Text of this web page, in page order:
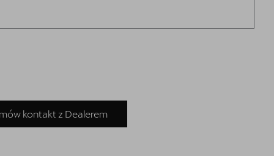
kontakt z Dealerem